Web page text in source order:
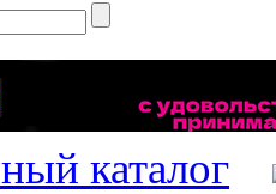
каталог